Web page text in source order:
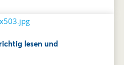
lesen und